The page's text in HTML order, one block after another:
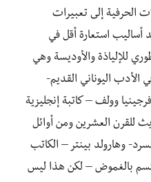
الحرفية إلى تعبيرات
أساليب استعارة أقل في
للإلياذة والأوديسة وهي
اليوناني القديم-
وولف – كاتبة إنجليزية
للقرن العشرين ومن أوائل
وهارولد بينتر – الكاتب
بالغموض – لكن هذا ليس